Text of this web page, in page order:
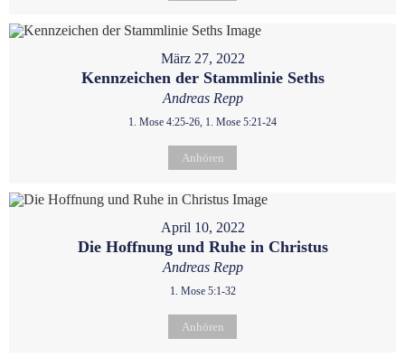
März 27, 2022
Kennzeichen der Stammlinie Seths
Andreas Repp
1. Mose 4:25-26, 1. Mose 5:21-24
Anhören
April 10, 2022
Die Hoffnung und Ruhe in Christus
Andreas Repp
1. Mose 5:1-32
Anhören